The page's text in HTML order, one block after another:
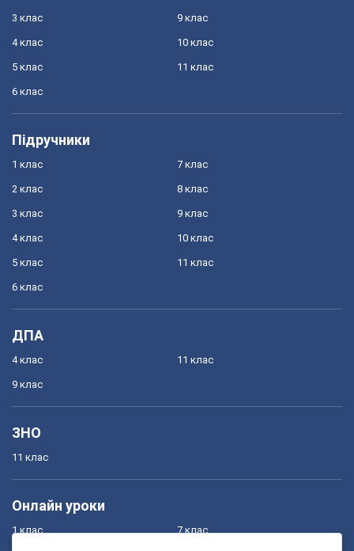
3 клас
4 клас
5 клас
6 клас
9 клас
10 клас
11 клас
Підручники
1 клас
2 клас
3 клас
4 клас
5 клас
6 клас
7 клас
8 клас
9 клас
10 клас
11 клас
ДПА
4 клас
9 клас
11 клас
ЗНО
11 клас
Онлайн уроки
1 клас 7 клас